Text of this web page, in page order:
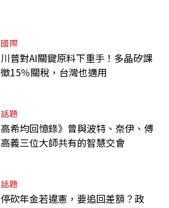
國際
川普對AI關鍵原料下重手！多晶矽課
徵15％關稅，台灣也適用
話題
高希均回憶錄》曾與波特、奈伊、傅
高義三位大師共有的智慧交會
話題
停砍年金若違憲，要追回差額？政